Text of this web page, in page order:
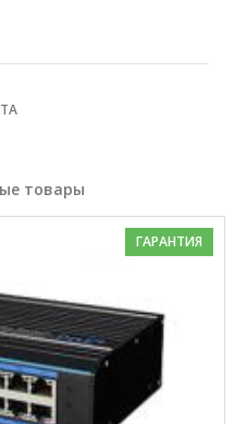
товары
ГАРАНТИЯ